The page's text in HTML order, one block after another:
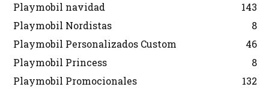
Playmobil navidad
143
Playmobil Nordistas
8
Playmobil Personalizados Custom
46
Playmobil Princess
8
Playmobil Promocionales
132